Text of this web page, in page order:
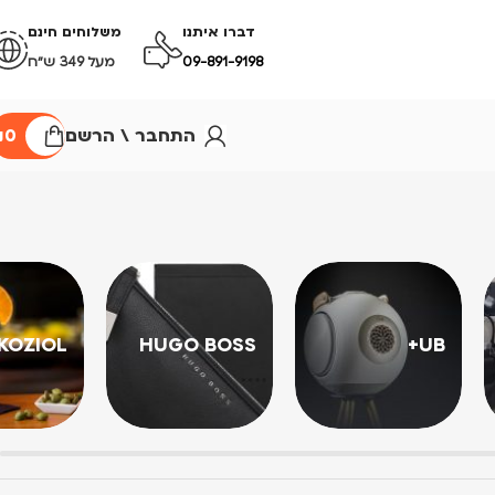
דברו איתנו
09-891-9198
משלוחים חינם
מעל 349 ש״ח
התחבר \ הרשם 0
UB+
HUGO BOSS